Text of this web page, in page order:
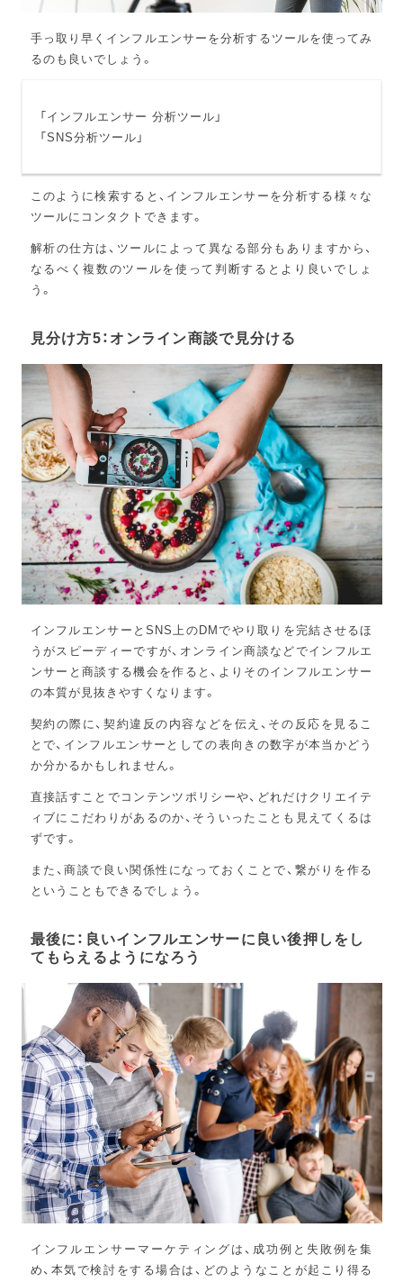
手っ取り早くインフルエンサーを分析するツールを使ってみ
るのも良いでしょう。
「インフルエンサー 分析ツール」
「SNS分析ツール」
このように検索すると、インフルエンサーを分析する様々な
ツールにコンタクトできます。
解析の仕方は、ツールによって異なる部分もありますから、
なるべく複数のツールを使って判断するとより良いでしょ
う。
見分け方5：オンライン商談で見分ける
インフルエンサーとSNS上のDMでやり取りを完結させるほ
うがスピーディーですが、オンライン商談などでインフルエ
ンサーと商談する機会を作ると、よりそのインフルエンサー
の本質が見抜きやすくなります。
契約の際に、契約違反の内容などを伝え、その反応を見るこ
とで、インフルエンサーとしての表向きの数字が本当かどう
か分かるかもしれません。
直接話すことでコンテンツポリシーや、どれだけクリエイテ
ィブにこだわりがあるのか、そういったことも見えてくるは
ずです。
また、商談で良い関係性になっておくことで、繋がりを作る
ということもできるでしょう。
最後に：良いインフルエンサーに良い後押しをし
てもらえるようになろう
インフルエンサーマーケティングは、成功例と失敗例を集
め、本気で検討をする場合は、どのようなことが起こり得る